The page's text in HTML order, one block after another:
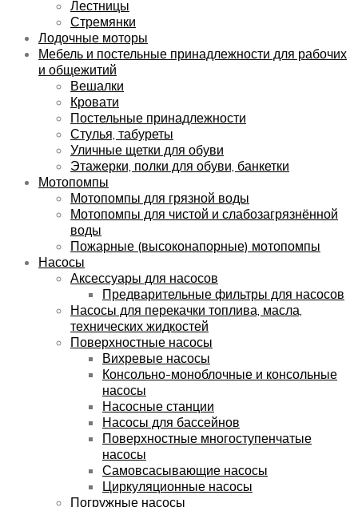
Лестницы
Стремянки
Лодочные моторы
Мебель и постельные принадлежности для рабочих
и общежитий
Вешалки
Кровати
Постельные принадлежности
Стулья, табуреты
Уличные щетки для обуви
Этажерки, полки для обуви, банкетки
Мотопомпы
Мотопомпы для грязной воды
Мотопомпы для чистой и слабозагрязнённой
воды
Пожарные (высоконапорные) мотопомпы
Насосы
Аксессуары для насосов
Предварительные фильтры для насосов
Насосы для перекачки топлива, масла,
технических жидкостей
Поверхностные насосы
Вихревые насосы
Консольно-моноблочные и консольные
насосы
Насосные станции
Насосы для бассейнов
Поверхностные многоступенчатые
насосы
Самовсасывающие насосы
Циркуляционные насосы
Погружные насосы